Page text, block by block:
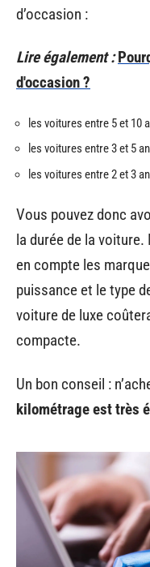
d’occasion :
Lire également :
d'occasion ?
les voitures entre 5 et 10
les voitures entre 3 et 5
les voitures entre 2 et 3
Vous pouvez donc
la durée de la
en compte les
puissance et le type
voiture de luxe
compacte.
Un bon conseil :
kilométrage est très